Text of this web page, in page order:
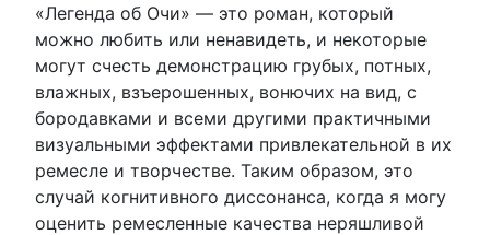
«Легенда об Очи» — это роман, который
можно любить или ненавидеть, и некоторые
могут счесть демонстрацию грубых, потных,
влажных, взъерошенных, вонючих на вид, с
бородавками и всеми другими практичными
визуальными эффектами привлекательной в их
ремесле и творчестве. Таким образом, это
случай когнитивного диссонанса, когда я могу
оценить ремесленные качества неряшливой